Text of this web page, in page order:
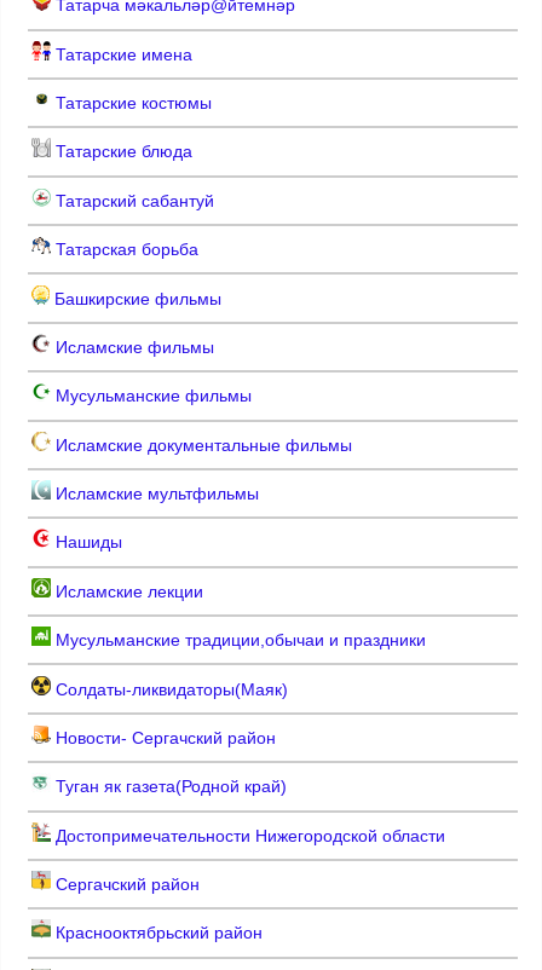
Татарча мәкальләр@йтемнәр
Татарские имена
Татарские костюмы
Татарские блюда
Татарский сабантуй
Татарская борьба
Башкирские фильмы
Исламские фильмы
Мусульманские фильмы
Исламские документальные фильмы
Исламские мультфильмы
Нашиды
Исламские лекции
Мусульманские традиции,обычаи и праздники
Солдаты-ликвидаторы(Маяк)
Новости- Сергачский район
Туган як газета(Родной край)
Достопримечательности Нижегородской области
Сергачский район
Краснооктябрьский район